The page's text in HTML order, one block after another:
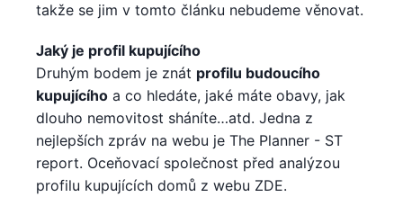
takže se jim v tomto článku nebudeme věnovat.
Jaký je profil kupujícího
Druhým bodem je znát profilu budoucího
kupujícího a co hledáte, jaké máte obavy, jak
dlouho nemovitost sháníte…atd. Jedna z
nejlepších zpráv na webu je The Planner - ST
report. Oceňovací společnost před analýzou
profilu kupujících domů z webu ZDE.